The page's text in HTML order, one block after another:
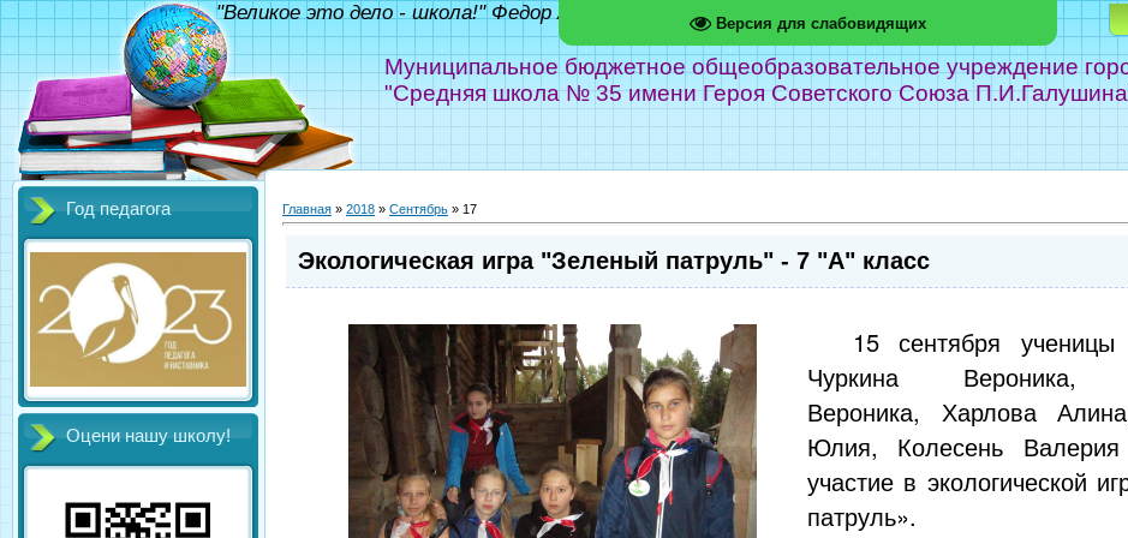
Версия для слабовидящих
Муниципальное бюджетное общеобразовательное учреждение
"Средняя школа № 35 имени Героя Советского Союза
"Великое это дело - школа!" Федор Абрамов
Год педагога
Оцени нашу школу!
Главная » 2018 » Сентябрь » 17
Экологическая игра "Зеленый патруль" - 7 "А" класс
15 сентября
Чуркина Вероника,
Вероника, Харлова
Юлия, Колесень
участие в экологической
патруль».